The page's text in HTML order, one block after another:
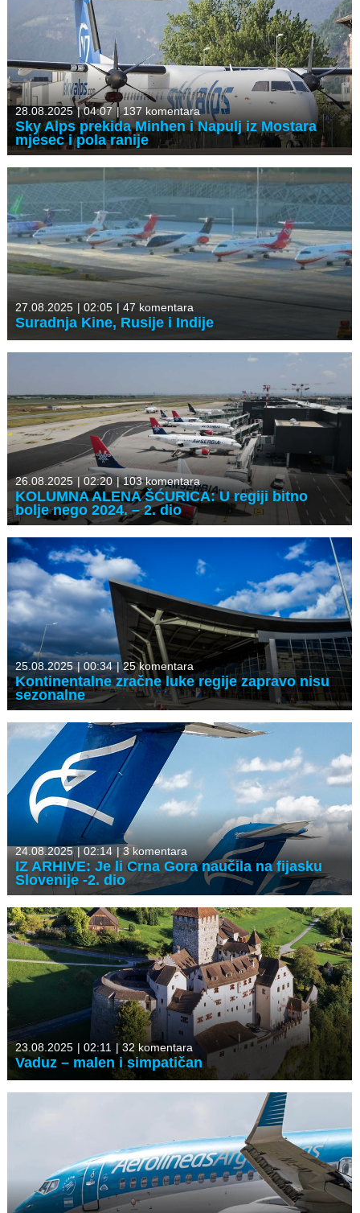
28.08.2025 |04:07 |137 komentara
Sky Alps prekida Minhen i Napulj iz Mostara
mjesec i pola ranije
27.08.2025 | 02:05 | 47 komentara
Suradnja Kine, Rusije i Indije
26.08.2025 |02:20 |103 komentara
KOLUMNA ALENA ŠĆURICA: U regiji bitno
bolje nego 2024. – 2. dio
25.08.2025 |00:34 |25 komentara
Kontinentalne zračne luke regije zapravo nisu
sezonalne
24.08.2025 | 02:14 | 3 komentara
IZ ARHIVE: Je li Crna Gora naučila na fijasku
Slovenije -2. dio
23.08.2025 | 02:11 |32 komentara
Vaduz – malen i simpatičan